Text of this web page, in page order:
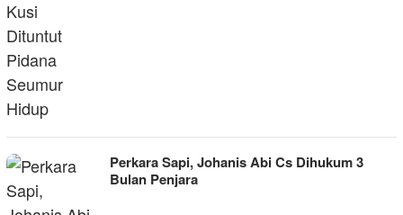
Perkara Sapi, Johanis Abi Cs Dihukum 3
Bulan Penjara